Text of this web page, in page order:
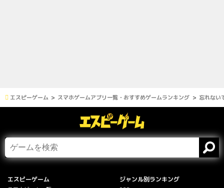
エスピーゲーム スマホゲームアプリ一覧・おすすめゲームランキング 忘れない
エスピーゲーム ジャンル別ランキング